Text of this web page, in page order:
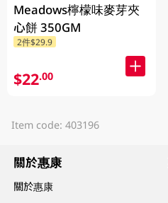
Meadows檸檬味麥芽夾
心餅 350GM
2件$29.9
$22.00
Item code: 403196
關於惠康
關於惠康